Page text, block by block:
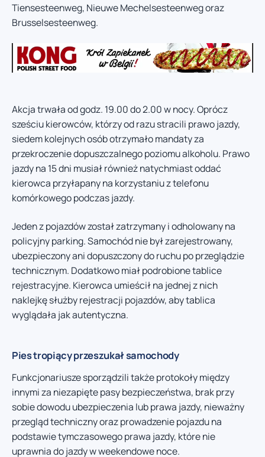
Tiensesteenweg, Nieuwe Mechelsesteenweg oraz
Brusselsesteenweg.
Akcja trwała od godz. 19.00 do 2.00 w nocy. Oprócz
sześciu kierowców, którzy od razu stracili prawo jazdy,
siedem kolejnych osób otrzymało mandaty za
przekroczenie dopuszczalnego poziomu alkoholu. Prawo
jazdy na 15 dni musiał również natychmiast oddać
kierowca przyłapany na korzystaniu z telefonu
komórkowego podczas jazdy.
Jeden z pojazdów został zatrzymany i odholowany na
policyjny parking. Samochód nie był zarejestrowany,
ubezpieczony ani dopuszczony do ruchu po przeglądzie
technicznym. Dodatkowo miał podrobione tablice
rejestracyjne. Kierowca umieścił na jednej z nich
naklejkę służby rejestracji pojazdów, aby tablica
wyglądała jak autentyczna.
Pies tropiący przeszukał samochody
Funkcjonariusze sporządzili także protokoły między
innymi za niezapięte pasy bezpieczeństwa, brak przy
sobie dowodu ubezpieczenia lub prawa jazdy, nieważny
przegląd techniczny oraz prowadzenie pojazdu na
podstawie tymczasowego prawa jazdy, które nie
uprawnia do jazdy w weekendowe noce.